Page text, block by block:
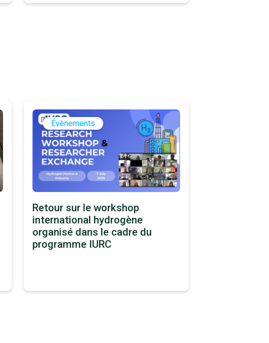
Évènements
Retour sur le workshop
international hydrogène
organisé dans le cadre du
programme IURC